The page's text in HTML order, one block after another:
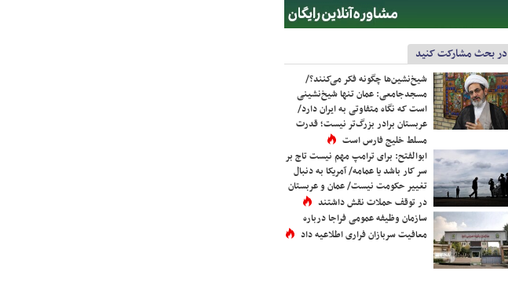
در بحث مشارکت کنید
شیخ‌نشین‌ها چگونه فکر می‌کنند؟/
مسجدجامعی: عمان تنها شیخ‌نشینی
است که نگاه متفاوتی به ایران دارد/
عربستان برادر بزرگ‌تر نیست؛ قدرت
مسلط خلیج فارس است
ابوالفتح: برای ترامپ مهم نیست تاج بر
سر کار باشد یا عمامه/ آمریکا به دنبال
تغییر حکومت نیست/ عمان و عربستان
در توقف حملات نقش داشتند
سازمان وظیفه عمومی فراجا درباره
معافیت سربازان فراری اطلاعیه داد